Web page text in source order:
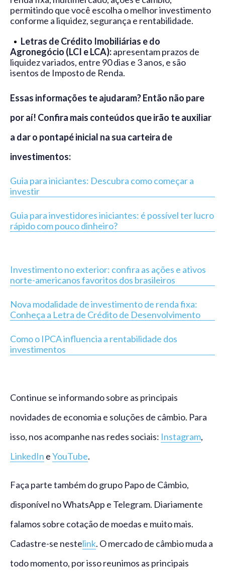
permitindo que você escolha o melhor investimento
conforme a liquidez, segurança e rentabilidade.
Letras de Crédito Imobiliárias e do
Agronegócio (LCI e LCA):apresentam prazos de
liquidez variados, entre 90 dias e 3 anos, e são
isentos de Imposto de Renda.
Essas informações te ajudaram? Então não pare
por aí! Confira mais conteúdos que irão te auxiliar
a dar o pontapé inicial na sua carteira de
investimentos:
Guia para iniciantes: Descubra como começar a
investir
Guia para investidores iniciantes: é possível ter lucro
rápido com pouco dinheiro?
Investimento no exterior: confira as ações e ativos
norte-americanos favoritos dos brasileiros
Nova modalidade de investimento de renda fixa:
Conheça a Letra de Crédito de Desenvolvimento
Como o IPCA influencia a rentabilidade dos
investimentos
Continue se informando sobre as principais
novidades de economia e soluções de câmbio. Para
isso, nos acompanhe nas redes sociais: Instagram,
LinkedIn eYouTube.
Faça parte também do grupo Papo de Câmbio,
disponível no WhatsApp e Telegram. Diariamente
falamos sobre cotação de moedas e muito mais.
Cadastre-se nestelink. O mercado de câmbio muda a
todo momento, por isso reunimos as principais